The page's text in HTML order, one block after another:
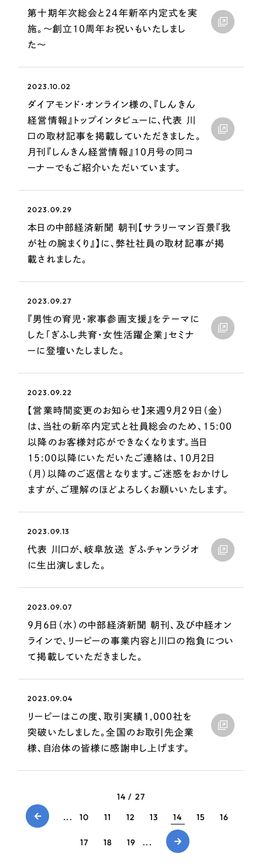
リープ・プロジェクト ／ マーケティング代行
採用DX支援
リープ・リクルーティング／ 採用業務代行
求人票作成・面接など各種業務代行、採用の仕組み作り支援
リープ・キャリア ／ 人材紹介サービス
完全成功報酬型のスカウト型ハイクラス人材紹介（岐阜・愛知）
Pace
日報ツールで案件ごとの営業利益をリアルタイムに可視化
制作実績
制作実績
全国1,400社以上の支援実績の中から実績の
一部をご紹介します
すべて （624件）
コーポレート・企業サイト
ブランドサイト・サービスサイト （85件）
求人・採用サイト
ECサイト（オンラインショップ） （43件）
ポータルサイト・メディアサイト
LP（ランディングページ） （28件）
キャンペーン・プロモーションサイト （12件）
ブランディング（ロゴ・印刷物）
その他
お客様インタビュー
リープ・プロジェクト
「反響強化」を目的としたマーケティング代行
その他のサービス
プライバシーポリシー 情報セキュリティ方針
AI倫理ポリシー クッキーポリシー サイトマップ
ウェブアクセシビリティ方針
第十期年次総会と24年新卒内定式を実
施。〜創立10周年お祝いもいたしまし
た〜
2023.10.02
ダイアモンド・オンライン様の、『しんきん
経営情報』トップインタビューに、代表 川
口の取材記事を掲載していただきました。
月刊『しんきん経営情報』10月号の同コ
ーナーでもご紹介いただいています。
2023.09.29
本日の中部経済新聞 朝刊【サラリーマン百景『我
が社の腕まくり』】に、弊社社員の取材記事が掲
載されました。
2023.09.27
『男性の育児・家事参画支援』をテーマに
した「ぎふし共育・女性活躍企業」セミナ
ーに登壇いたしました。
2023.09.22
【営業時間変更のお知らせ】来週9月29日（金）
は、当社の新卒内定式と社員総会のため、15:00
以降のお客様対応ができなくなります。当日
15:00以降にいただいたご連絡は、10月2日
（月）以降のご返信となります。ご迷惑をおかけし
ますが、ご理解のほどよろしくお願いいたします。
2023.09.13
代表 川口が、岐阜放送 ぎふチャンラジオ
に生出演しました。
2023.09.07
9月6日（水）の中部経済新聞 朝刊、及び中経オン
ラインで、リーピーの事業内容と川口の抱負につい
て掲載していただきました。
2023.09.04
リーピーはこの度、取引実績1,000社を
突破いたしました。全国のお取引先企業
様、自治体の皆様に感謝申し上げます。
14 / 27
...
10 11 12 13 14 15 16
17 18 19 ...